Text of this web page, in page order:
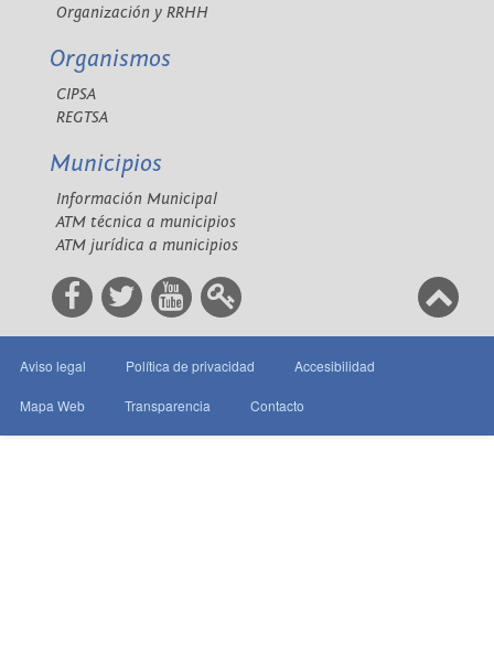
Organización y RRHH
Organismos
CIPSA
REGTSA
Municipios
Información Municipal
ATM técnica a municipios
ATM jurídica a municipios
Aviso legal Política de privacidad Accesibilidad
Mapa Web Transparencia Contacto